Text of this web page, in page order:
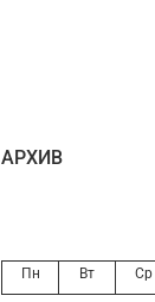
AРХИВ
Пн Вт Ср